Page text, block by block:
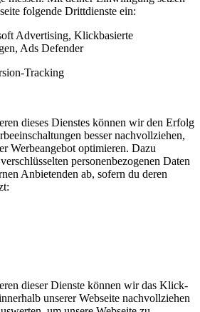
folgende Drittdienste ein:
Advertising, Klickbasierte
Ads Defender
Tracking
dieses Dienstes können wir den Erfolg
besser nachvollziehen,
Werbeangebot optimieren. Dazu
personenbezogenen Daten
Anbietenden ab, sofern du deren
dieser Dienste können wir das Klick-
unserer Webseite nachvollziehen